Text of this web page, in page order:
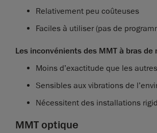
Relativement peu coûteuses
Faciles à utiliser (pas de
Les inconvénients des MMT à bras de
Moins d’exactitude que les
Sensibles aux vibrations de
Nécessitent des installations
MMT optique